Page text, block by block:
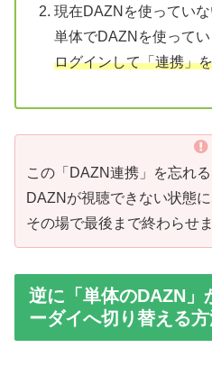
現在DAZNを使ってい
単体でDAZNを使って
ログインして「連携」
この「DAZN連携」を忘れ
DAZNが視聴できない状態
その場で最後まで終わらせ
逆に「単体のDAZN」
ーダイへ切り替える